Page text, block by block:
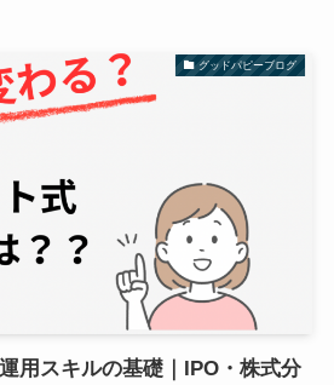
グッドパピーブログ
用スキルの基礎｜IPO・株式分